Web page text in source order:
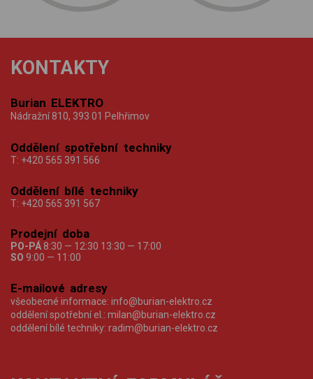
KONTAKTY
Burian ELEKTRO
Nádražní 810, 393 01 Pelhřimov
Oddělení spotřební techniky
T: +420 565 391 566
Oddělení bílé techniky
T: +420 565 391 567
Prodejní doba
PO-PÁ 8:30 — 12:30 13:30 — 17:00
SO 9:00 — 11:00
E-mailové adresy
všeobecné informace: info@burian-elektro.cz
oddělení spotřební el.: milan@burian-elektro.cz
oddělení bílé techniky: radim@burian-elektro.cz